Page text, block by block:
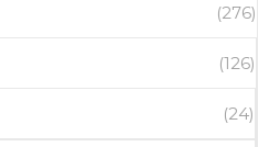
(276)
(126)
(24)